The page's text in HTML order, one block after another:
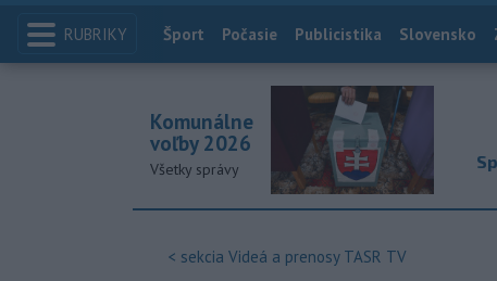
RUBRIKY Index
Šport Počasie Publicistika Slovensko
Komunálne
voľby 2026
Všetky správy
< sekcia Videá a prenosy TASR TV